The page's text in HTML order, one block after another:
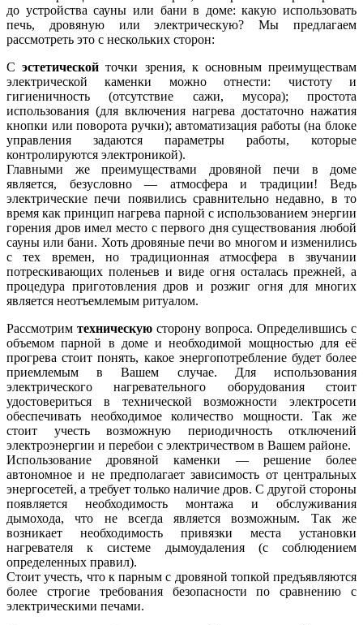
до устройства сауны или бани в доме: какую использовать
печь, дровяную или электрическую? Мы предлагаем
рассмотреть это с нескольких сторон:
Сэстетической точки зрения, к основным преимуществам
электрической каменки можно отнести: чистоту и
гигиеничность (отсутствие сажи, мусора); простота
использования (для включения нагрева достаточно нажатия
кнопки или поворота ручки); автоматизация работы (на блоке
управления задаются параметры работы, которые
контролируются электроникой).
Главными же преимуществами дровяной печи в доме
является, безусловно — атмосфера и традиции! Ведь
электрические печи появились сравнительно недавно, в то
время как принцип нагрева парной с использованием энергии
горения дров имел место с первого дня существования любой
сауны или бани. Хоть дровяные печи во многом и изменились
с тех времен, но традиционная атмосфера в звучании
потрескивающих поленьев и виде огня осталась прежней, а
процедура приготовления дров и розжиг огня для многих
является неотъемлемым ритуалом.
Рассмотрим техническую сторону вопроса. Определившись с
объемом парной в доме и необходимой мощностью для её
прогрева стоит понять, какое энергопотребление будет более
приемлемым в Вашем случае. Для использования
электрического нагревательного оборудования стоит
удостовериться в технической возможности электросети
обеспечивать необходимое количество мощности. Так же
стоит учесть возможную периодичность отключений
электроэнергии и перебои с электричеством в Вашем районе.
Использование дровяной каменки — решение более
автономное и не предполагает зависимость от центральных
энергосетей, а требует только наличие дров. С другой стороны
появляется необходимость монтажа и обслуживания
дымохода, что не всегда является возможным. Так же
возникает необходимость привязки места установки
нагревателя к системе дымоудаления (с соблюдением
определенных правил).
Стоит учесть, что к парным с дровяной топкой предъявляются
более строгие требования безопасности по сравнению с
электрическими печами.